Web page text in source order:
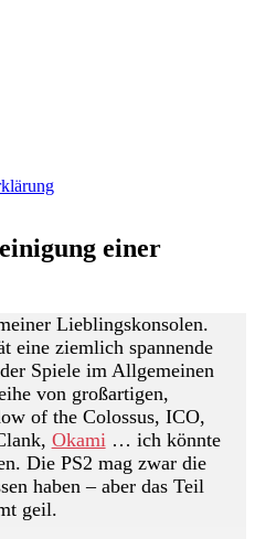
einer
Lieblingskonsolen.
eine ziemlich spannende
Spiele im Allgemeinen
von großartigen,
of the Colossus, ICO,
Okami … ich könnte
Die PS2 mag zwar die
haben – aber das Teil
geil.